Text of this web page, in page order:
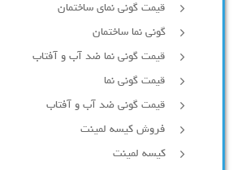
قیمت گونی نمای ساختمان
گونی نما ساختمان
قیمت گونی نما ضد آب و آفتاب
قیمت گونی نما
قیمت گونی ضد آب و آفتاب
فروش کیسه لمینت
کیسه لمینت